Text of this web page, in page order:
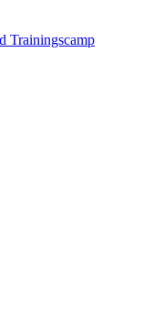
Trainingscamp